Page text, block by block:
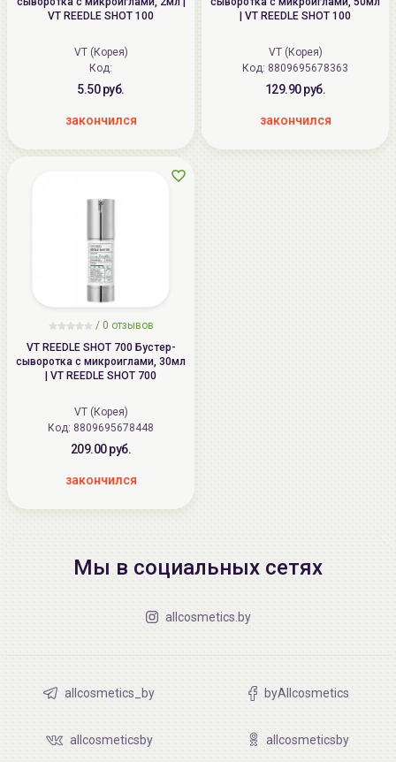
VT REEDLE SHOT 100
VT (Корея)
Код:
5.50 руб.
закончился
| VT REEDLE SHOT 100
VT (Корея)
Код: 8809695678363
129.90 руб.
закончился
/ 0 отзывов
VT REEDLE SHOT 700 Бустер-
сыворотка с микроиглами, 30мл
| VT REEDLE SHOT 700
VT (Корея)
Код: 8809695678448
209.00 руб.
закончился
Мы в социальных сетях
allcosmetics.by
allcosmetics_by byAllcosmetics
allcosmeticsby allcosmeticsby